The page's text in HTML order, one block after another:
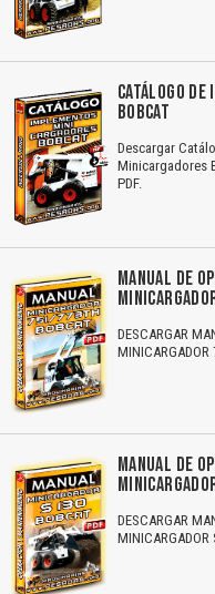
CATÁLOGO
BOBCAT
Descargar
Minicargadores
PDF.
MANUAL DE
DESCARGAR
MANUAL DE
DESCARGAR
MINICARGADOR